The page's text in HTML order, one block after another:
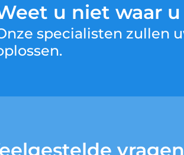
u niet waar
specialisten zullen
vragen